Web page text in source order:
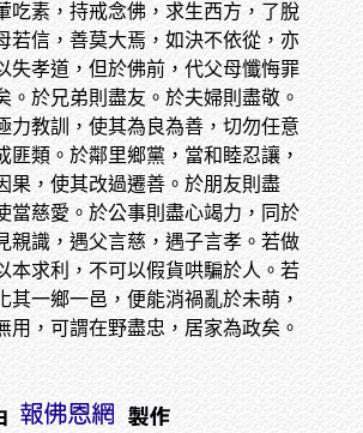
吃素，持戒念佛，求生西方，了脫
若信，善莫大焉，如決不依從，亦
失孝道，但於佛前，代父母懺悔罪
。於兄弟則盡友。於夫婦則盡敬。
力教訓，使其為良為善，切勿任意
匪類。於鄰里鄉黨，當和睦忍讓，
果，使其改過遷善。於朋友則盡
當慈愛。於公事則盡心竭力，同於
親識，遇父言慈，遇子言孝。若做
本求利，不可以假貨哄騙於人。若
其一鄉一邑，便能消禍亂於未萌，
用，可謂在野盡忠，居家為政矣。